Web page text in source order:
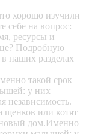
хорошо изучили
себе на вопрос:
ресурсы и
Подробную
наших разделах
такой срок
у них
независимость.
щенков или котят
дом.Именно